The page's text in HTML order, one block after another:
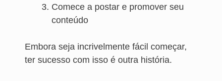
Comece a postar e promover seu
conteúdo
Embora seja incrivelmente fácil começar,
ter sucesso com isso é outra história.